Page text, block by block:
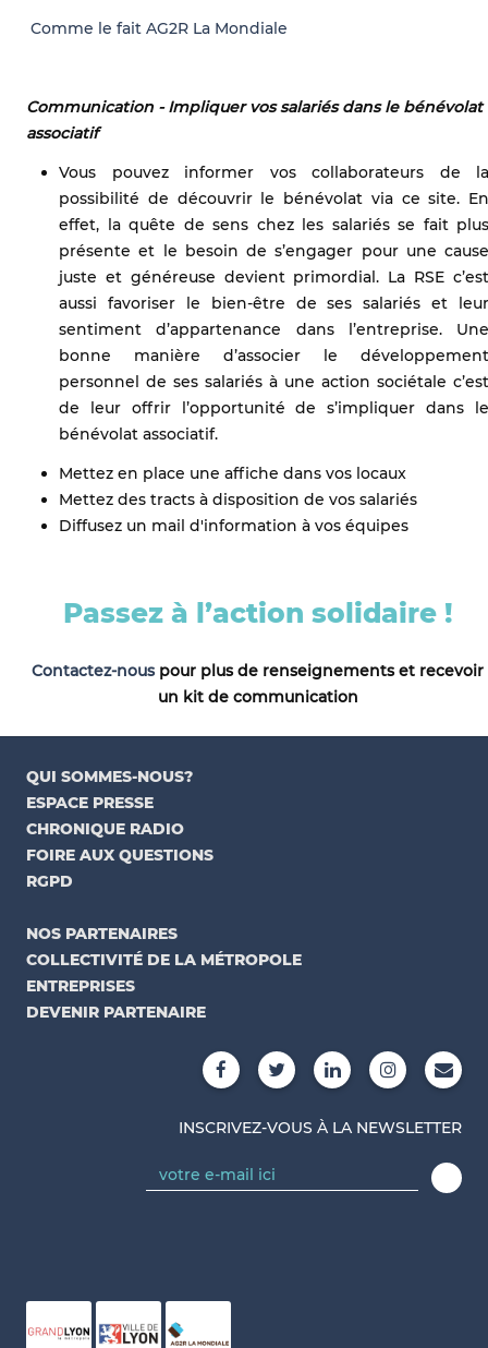
Comme le fait AG2R La Mondiale
Communication - Impliquer vos salariés dans le bénévolat
associatif
Vous pouvez informer vos collaborateurs de la
possibilité de découvrir le bénévolat via ce site. En
effet, la quête de sens chez les salariés se fait plus
présente et le besoin de s’engager pour une cause
juste et généreuse devient primordial. La RSE c’est
aussi favoriser le bien-être de ses salariés et leur
sentiment d’appartenance dans l’entreprise. Une
bonne manière d’associer le développement
personnel de ses salariés à une action sociétale c’est
de leur offrir l’opportunité de s’impliquer dans le
bénévolat associatif.
Mettez en place une affiche dans vos locaux
Mettez des tracts à disposition de vos salariés
Diffusez un mail d'information à vos équipes
Passez à l’action solidaire !
Contactez-nouspour plus de renseignements et recevoir
un kit de communication
QUI SOMMES-NOUS?
ESPACE PRESSE
CHRONIQUE RADIO
FOIRE AUX QUESTIONS
RGPD
NOS PARTENAIRES
COLLECTIVITÉ DE LA MÉTROPOLE
ENTREPRISES
DEVENIR PARTENAIRE
INSCRIVEZ-VOUS À LA NEWSLETTER